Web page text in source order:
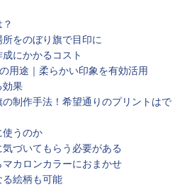
をのぼり旗で目印に
にかかるコスト
用途｜柔らかい印象を有効活用
効果
制作手法！希望通りのプリントはで
うのか
づいてもらう必要がある
カロンカラーにおまかせ
絵柄も可能